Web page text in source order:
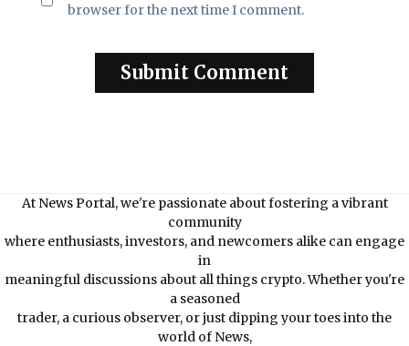
browser for the next time I comment.
At News Portal, we're passionate about fostering a vibrant
community
where enthusiasts, investors, and newcomers alike can engage
in
meaningful discussions about all things crypto. Whether you're
a seasoned
trader, a curious observer, or just dipping your toes into the
world of News,